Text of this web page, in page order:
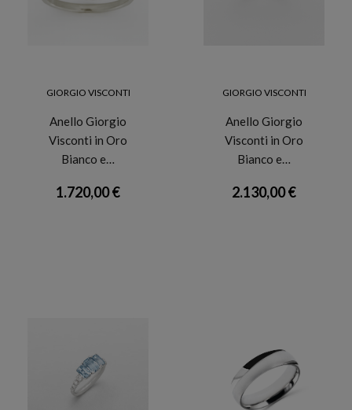
GIORGIO VISCONTI
Anello Giorgio
Visconti in Oro
Bianco e…
1.720,00 €
GIORGIO VISCONTI
Anello Giorgio
Visconti in Oro
Bianco e…
2.130,00 €